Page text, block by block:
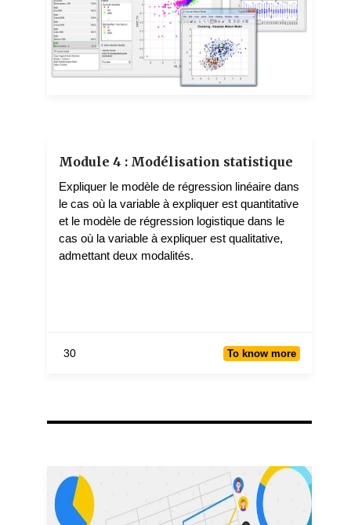
Module 4 : Modélisation statistique
Expliquer le modèle de régression linéaire dans
le cas où la variable à expliquer est quantitative
et le modèle de régression logistique dans le
cas où la variable à expliquer est qualitative,
admettant deux modalités.
30 To know more